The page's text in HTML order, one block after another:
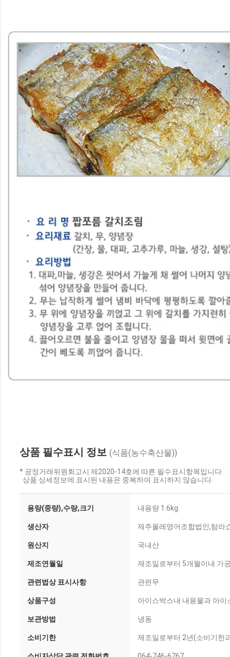
상품 필수표시 정보 (식품(농수축산물))
* 공정거래위원회고시 제2020-14호에 따른 필수표시항목입니다.
상품 상세정보에 표시된 내용은 중복하여 표시하지 않습니다.
용량(중량),수량,크기 내용량 1.6kg
생산자 제주올레영어조합법인,탐라
원산지 국내산
제조연월일 제조일로부터 5개월이내 가
관련법상 표시사항 관련무
상품구성 아이스박스내 내용물과 아이
보관방법 냉동
소비기한 제조일로부터 2년(소비기한